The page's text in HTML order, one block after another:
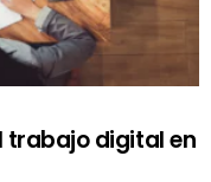
trabajo digital en